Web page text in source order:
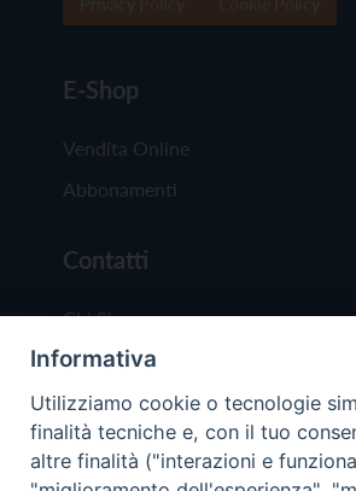
E-Shop
Vendita Online
Abbonamenti
Contatti
Chi Siamo
Redazione
Scrivici
Informativa
Utilizziamo cookie o tecnologie
finalità tecniche e, con il tuo
altre finalità ("interazioni e